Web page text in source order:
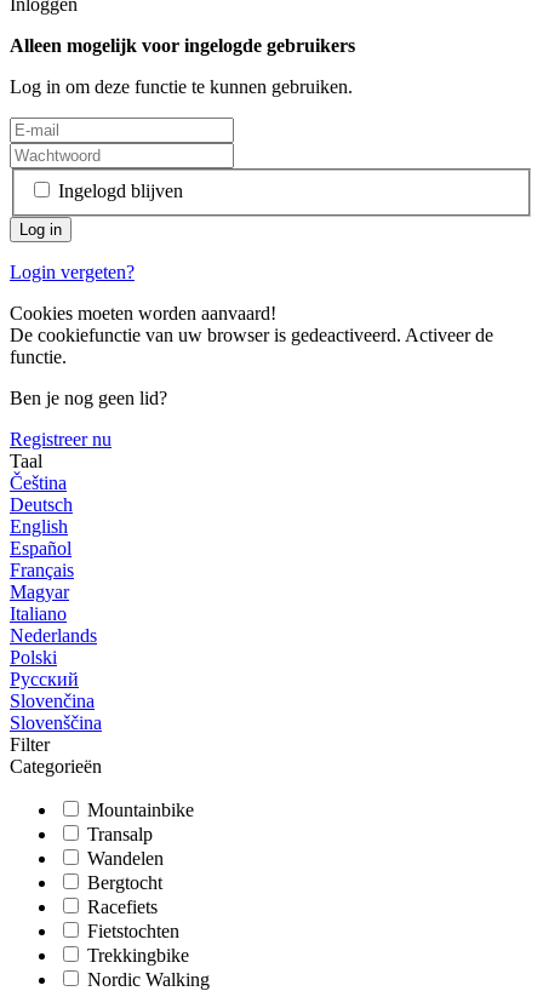
Inloggen
Alleen mogelijk voor ingelogde gebruikers
Log in om deze functie te kunnen gebruiken.
Ingelogd blijven
Login vergeten?
Cookies moeten worden aanvaard!
De cookiefunctie van uw browser is gedeactiveerd. Activeer de
functie.
Ben je nog geen lid?
Registreer nu
Taal
Čeština
Deutsch
English
Español
Français
Magyar
Italiano
Nederlands
Polski
Русский
Slovenčina
Slovenščina
Filter
Categorieën
Mountainbike
Transalp
Wandelen
Bergtocht
Racefiets
Fietstochten
Trekkingbike
Nordic Walking